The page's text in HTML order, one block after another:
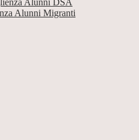
Alunni DSA
Alunni Migranti